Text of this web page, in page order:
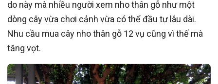
do này mà nhiều người xem nho thân gỗ như một
dòng cây vừa chơi cảnh vừa có thể đầu tư lâu dài.
Nhu cầu mua cây nho thân gỗ 12 vụ cũng vì thế mà
tăng vọt.